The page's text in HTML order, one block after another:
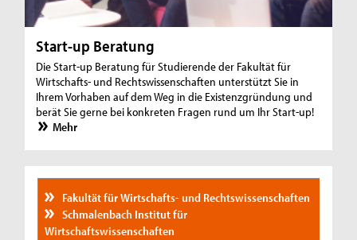
Start-up Beratung
Die Start-up Beratung für Studierende der Fakultät für
Wirtschafts- und Rechtswissenschaften unterstützt Sie in
Ihrem Vorhaben auf dem Weg in die Existenzgründung und
berät Sie gerne bei konkreten Fragen rund um Ihr Start-up!
Mehr
Fakultät für Wirtschafts- und Rechtswissenschaften
Schmalenbach Institut für
Wirtschaftswissenschaften